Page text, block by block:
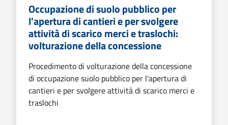
Occupazione di suolo pubblico per
l'apertura di cantieri e per svolgere
attività di scarico merci e traslochi:
volturazione della concessione
Procedimento di volturazione della concessione
di occupazione suolo pubblico per l'apertura di
cantieri e per svolgere attività di scarico merci e
traslochi